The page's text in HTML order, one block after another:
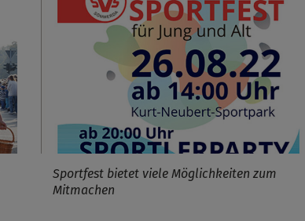
Sportfest bietet viele Möglichkeiten zum
Mitmachen
Infos schließen